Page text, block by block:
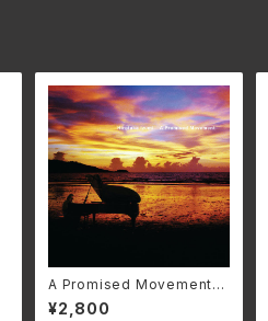
A Promised Movement〜
Remastered Edition〜/和
泉宏隆 MMF-613
¥2,800